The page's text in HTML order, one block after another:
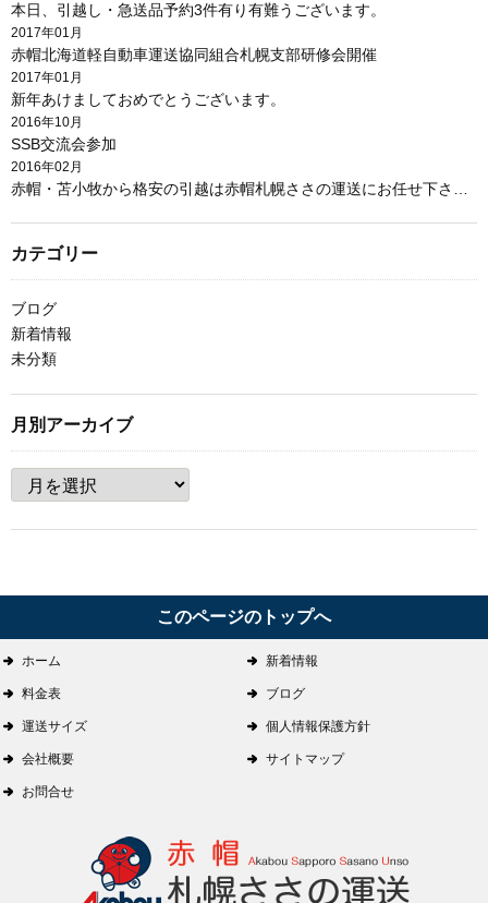
本日、引越し・急送品予約3件有り有難うございます。
2017年01月
赤帽北海道軽自動車運送協同組合札幌支部研修会開催
2017年01月
新年あけましておめでとうございます。
2016年10月
SSB交流会参加
2016年02月
カテゴリー
ブログ
新着情報
未分類
月別アーカイブ
このページのトップへ
ホーム
料金表
運送サイズ
会社概要
お問合せ
新着情報
ブログ
個人情報保護方針
サイトマップ